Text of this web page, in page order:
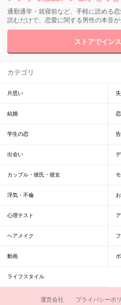
通勤通学・就寝前など、手軽に読める
読むだけで、恋愛に関する男性の本音
ストアでイン
カテゴリ
片思い
結婚
学生の恋
出会い
カップル・彼氏・彼女
浮気・不倫
心理テスト
ヘアメイク
動画
ライフスタイル
運営会社 プライバシーポ